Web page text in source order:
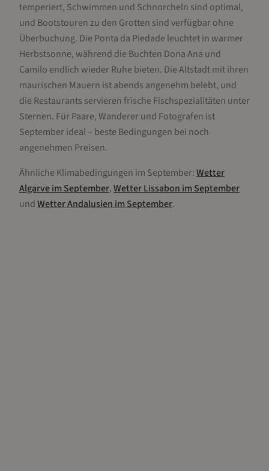
temperiert, Schwimmen und Schnorcheln sind optimal,
und Bootstouren zu den Grotten sind verfügbar ohne
Überbuchung. Die Ponta da Piedade leuchtet in warmer
Herbstsonne, während die Buchten Dona Ana und
Camilo endlich wieder Ruhe bieten. Die Altstadt mit ihren
maurischen Mauern ist abends angenehm belebt, und
die Restaurants servieren frische Fischspezialitäten unter
Sternen. Für Paare, Wanderer und Fotografen ist
September ideal – beste Bedingungen bei noch
angenehmen Preisen.
Ähnliche Klimabedingungen im September:Wetter
AlgarveimSeptember,WetterLissabon imSeptember
undWetterAndalusien imSeptember.